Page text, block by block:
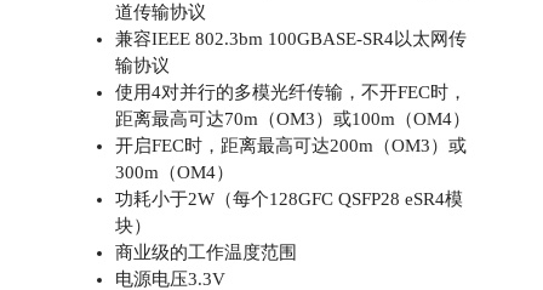
道传输协议
兼容IEEE 802.3bm 100GBASE-SR4以太网传
输协议
使用4对并行的多模光纤传输，不开FEC时，
距离最高可达70m（OM3）或100m（OM4）
开启FEC时，距离最高可达200m（OM3）或
300m（OM4）
功耗小于2W（每个128GFC QSFP28 eSR4模
块）
商业级的工作温度范围
电源电压3.3V